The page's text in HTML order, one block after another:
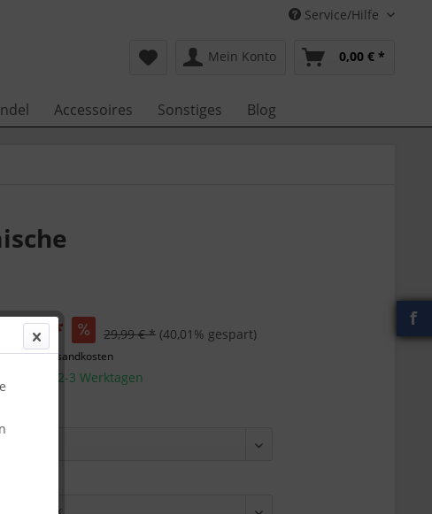
Service/Hilfe
Mein Konto 0,00 € *
Accessoires Sonstiges Blog
€ *
29,99 € * (40,01% gespart)
zzgl. Versandkosten
in 2-3 Werktagen
Size:
f